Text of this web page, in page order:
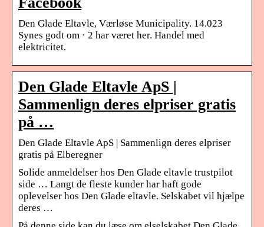
Den Glade Eltavle, Værløse Municipality. 14.023
Synes godt om · 2 har været her. Handel med
elektricitet.
Den Glade Eltavle ApS |
Sammenlign deres elpriser gratis
på …
Den Glade Eltavle ApS | Sammenlign deres elpriser
gratis på Elberegner
Solide anmeldelser hos Den Glade eltavle trustpilot
side … Langt de fleste kunder har haft gode
oplevelser hos Den Glade eltavle. Selskabet vil hjælpe
deres …